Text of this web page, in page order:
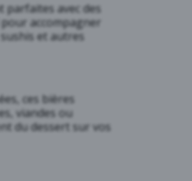
parfaites avec des
accompagner
et autres
ces bières
viandes ou
du dessert sur vos